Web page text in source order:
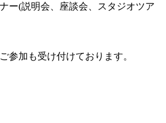
ー(説明会、座談会、スタジオツア
参加も受け付けております。